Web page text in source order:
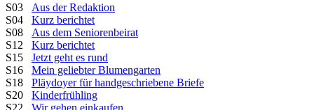
S03 Aus der Redaktion
S04 Kurz berichtet
S08 Aus dem Seniorenbeirat
S12 Kurz berichtet
S15 Jetzt geht es rund
S16 Mein geliebter Blumengarten
S18 Pläydoyer für handgeschriebene Briefe
S20 Kinderfrühling
S22 Wir gehen einkaufen